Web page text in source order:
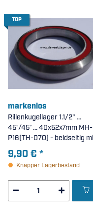
TOP
markenlos
Rillenkugellager 1.1/2" ...
45°/45° ... 40x52x7mm MH-
P16(TH-070) - beidseitig mit
Dichtscheiben
9,90 € *
Knapper Lagerbestand